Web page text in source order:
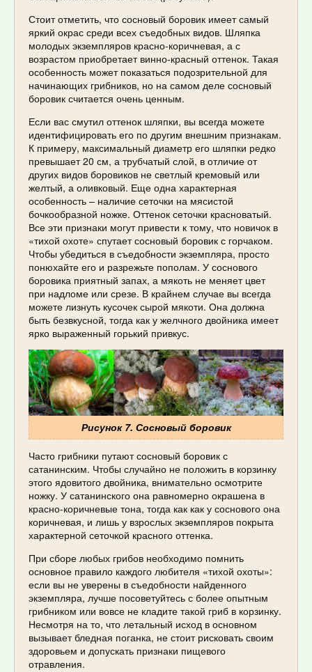
Стоит отметить, что сосновый боровик имеет самый
яркий окрас среди всех съедобных видов. Шляпка
молодых экземпляров красно-коричневая, а с
возрастом приобретает винно-красный оттенок. Такая
особенность может показаться подозрительной для
начинающих грибников, но на самом деле сосновый
боровик считается очень ценным.
Если вас смутил оттенок шляпки, вы всегда можете
идентифицировать его по другим внешним признакам.
К примеру, максимальный диаметр его шляпки редко
превышает 20 см, а трубчатый слой, в отличие от
других видов боровиков не светлый кремовый или
желтый, а оливковый. Еще одна характерная
особенность – наличие сеточки на мясистой
бочкообразной ножке. Оттенок сеточки красноватый.
Все эти признаки могут привести к тому, что новичок в
«тихой охоте» спутает сосновый боровик с горчаком.
Чтобы убедиться в съедобности экземпляра, просто
понюхайте его и разрежьте пополам. У соснового
боровика приятный запах, а мякоть не меняет цвет
при надломе или срезе. В крайнем случае вы всегда
можете лизнуть кусочек сырой мякоти. Она должна
быть безвкусной, тогда как у желчного двойника имеет
ярко выраженный горький привкус.
Рисунок 7. Сосновый боровик
Часто грибники путают сосновый боровик с
сатанинским. Чтобы случайно не положить в корзинку
этого ядовитого двойника, внимательно осмотрите
ножку. У сатанинского она равномерно окрашена в
красно-коричневые тона, тогда как как у соснового она
коричневая, и лишь у взрослых экземпляров покрыта
характерной сеточкой красного оттенка.
При сборе любых грибов необходимо помнить
основное правило каждого любителя «тихой охоты»:
если вы не уверены в съедобности найденного
экземпляра, лучше посоветуйтесь с более опытным
грибником или вовсе не кладите такой гриб в корзинку.
Несмотря на то, что летальный исход в основном
вызывает бледная поганка, не стоит рисковать своим
здоровьем и допускать признаки пищевого
отравления.